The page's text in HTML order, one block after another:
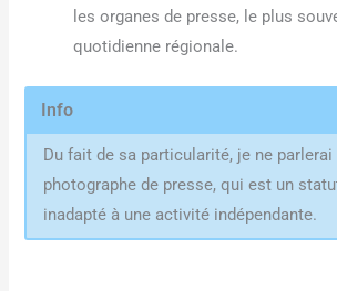
les organes de presse, le plus
quotidienne régionale.
Info
Du fait de sa particularité, je ne
photographe de presse, qui est un
inadapté à une activité indépendante.